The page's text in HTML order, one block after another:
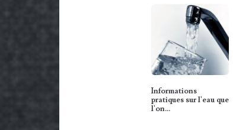
Informations
pratiques sur l'eau que
l'on…